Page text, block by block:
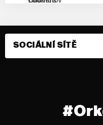
SOCIÁLNÍ SÍTĚ